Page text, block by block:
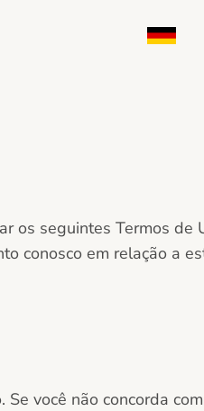
Deutsch
os seguintes Termos de
conosco em relação a
você não concorda